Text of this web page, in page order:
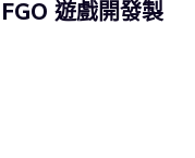
遊戲開發製